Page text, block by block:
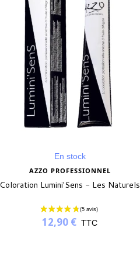
En stock
AZZO PROFESSIONNEL
Coloration Lumini'Sens - Les Naturels
12,90 € TTC